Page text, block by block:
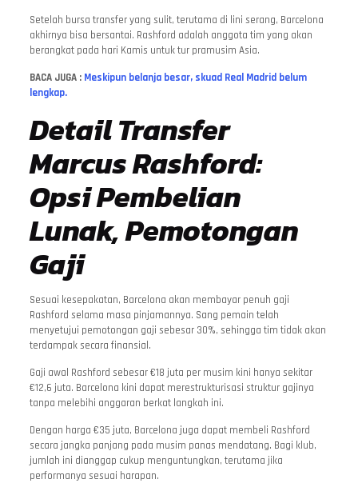
Setelah bursa transfer yang sulit, terutama di lini serang, Barcelona
akhirnya bisa bersantai. Rashford adalah anggota tim yang akan
berangkat pada hari Kamis untuk tur pramusim Asia.
BACA JUGA : Meskipun belanja besar, skuad Real Madrid belum
lengkap.
Detail Transfer
Marcus Rashford:
Opsi Pembelian
Lunak, Pemotongan
Gaji
Sesuai kesepakatan, Barcelona akan membayar penuh gaji
Rashford selama masa pinjamannya. Sang pemain telah
menyetujui pemotongan gaji sebesar 30%, sehingga tim tidak akan
terdampak secara finansial.
Gaji awal Rashford sebesar €18 juta per musim kini hanya sekitar
€12,6 juta. Barcelona kini dapat merestrukturisasi struktur gajinya
tanpa melebihi anggaran berkat langkah ini.
Dengan harga €35 juta, Barcelona juga dapat membeli Rashford
secara jangka panjang pada musim panas mendatang. Bagi klub,
jumlah ini dianggap cukup menguntungkan, terutama jika
performanya sesuai harapan.